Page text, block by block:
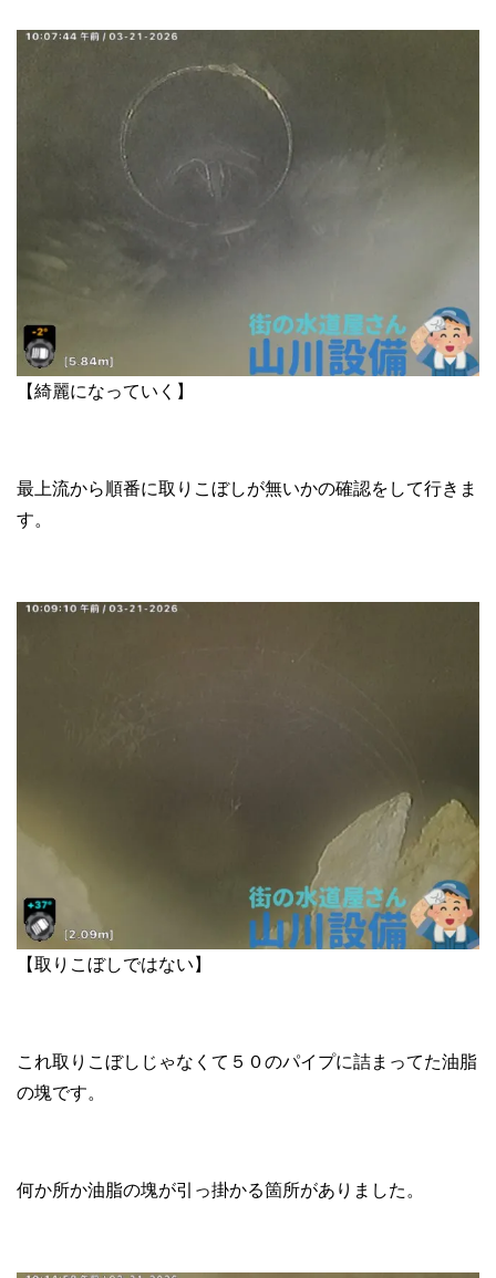
【綺麗になっていく】
最上流から順番に取りこぼしが無いかの確認をして行きま
す。
【取りこぼしではない】
これ取りこぼしじゃなくて５０のパイプに詰まってた油脂
の塊です。
何か所か油脂の塊が引っ掛かる箇所がありました。